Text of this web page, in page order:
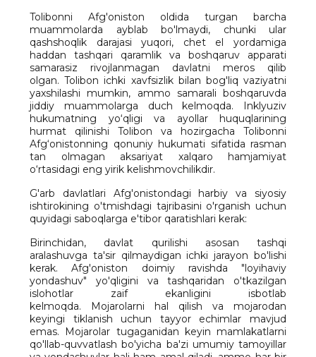
Tolibonni Afg'oniston oldida turgan barcha
muammolarda ayblab bo'lmaydi, chunki ular
qashshoqlik darajasi yuqori, chet el yordamiga
haddan tashqari qaramlik va boshqaruv apparati
samarasiz rivojlanmagan davlatni meros qilib
olgan. Tolibon ichki xavfsizlik bilan bog'liq vaziyatni
yaxshilashi mumkin, ammo samarali boshqaruvda
jiddiy muammolarga duch kelmoqda. Inklyuziv
hukumatning yo‘qligi va ayollar huquqlarining
hurmat qilinishi Tolibon va hozirgacha Tolibonni
Afg‘onistonning qonuniy hukumati sifatida rasman
tan olmagan aksariyat xalqaro hamjamiyat
o‘rtasidagi eng yirik kelishmovchilikdir.
G'arb davlatlari Afg'onistondagi harbiy va siyosiy
ishtirokining o'tmishdagi tajribasini o'rganish uchun
quyidagi saboqlarga e'tibor qaratishlari kerak:
Birinchidan, davlat qurilishi asosan tashqi
aralashuvga ta'sir qilmaydigan ichki jarayon bo'lishi
kerak. Afg'oniston doimiy ravishda "loyihaviy
yondashuv" yo'qligini va tashqaridan o'tkazilgan
islohotlar zaif ekanligini isbotlab
kelmoqda. Mojarolarni hal qilish va mojarodan
keyingi tiklanish uchun tayyor echimlar mavjud
emas. Mojarolar tugaganidan keyin mamlakatlarni
qo'llab-quvvatlash bo'yicha ba'zi umumiy tamoyillar